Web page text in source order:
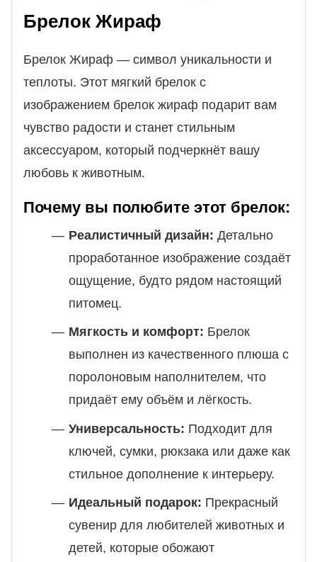
Брелок Жираф
Брелок Жираф — символ уникальности и
теплоты. Этот мягкий брелок с
изображением брелок жираф подарит вам
чувство радости и станет стильным
аксессуаром, который подчеркнёт вашу
любовь к животным.
Почему вы полюбите этот брелок:
Реалистичный дизайн: Детально
проработанное изображение создаёт
ощущение, будто рядом настоящий
питомец.
Мягкость и комфорт: Брелок
выполнен из качественного плюша с
поролоновым наполнителем, что
придаёт ему объём и лёгкость.
Универсальность: Подходит для
ключей, сумки, рюкзака или даже как
стильное дополнение к интерьеру.
Идеальный подарок: Прекрасный
сувенир для любителей животных и
детей, которые обожают